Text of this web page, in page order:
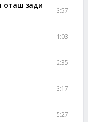
оташ зади
3:57
1:03
2:35
3:17
5:27